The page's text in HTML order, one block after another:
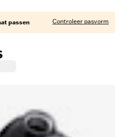
passen Controleer pasvorm